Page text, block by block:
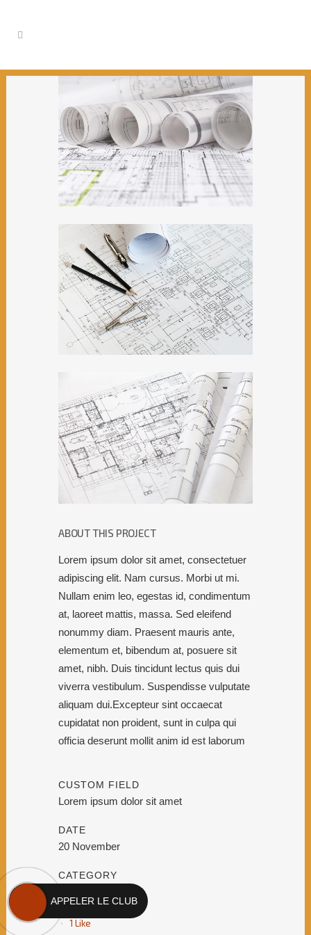
ABOUT THIS PROJECT
Lorem ipsum dolor sit amet, consectetuer
adipiscing elit. Nam cursus. Morbi ut mi.
Nullam enim leo, egestas id, condimentum
at, laoreet mattis, massa. Sed eleifend
nonummy diam. Praesent mauris ante,
elementum et, bibendum at, posuere sit
amet, nibh. Duis tincidunt lectus quis dui
viverra vestibulum. Suspendisse vulputate
aliquam dui.Excepteur sint occaecat
cupidatat non proident, sunt in culpa qui
officia deserunt mollit anim id est laborum
CUSTOM FIELD
Lorem ipsum dolor sit amet
DATE
20 November
CATEGORY
1 Like
APPELER LE CLUB